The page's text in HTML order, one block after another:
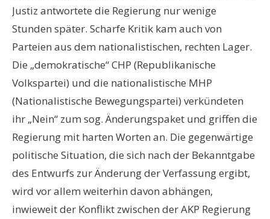
Justiz antwortete die Regierung nur wenige
Stunden später. Scharfe Kritik kam auch von
Parteien aus dem nationalistischen, rechten Lager.
Die „demokratische“ CHP (Republikanische
Volkspartei) und die nationalistische MHP
(Nationalistische Bewegungspartei) verkündeten
ihr „Nein“ zum sog. Änderungspaket und griffen die
Regierung mit harten Worten an. Die gegenwärtige
politische Situation, die sich nach der Bekanntgabe
des Entwurfs zur Änderung der Verfassung ergibt,
wird vor allem weiterhin davon abhängen,
inwieweit der Konflikt zwischen der AKP Regierung